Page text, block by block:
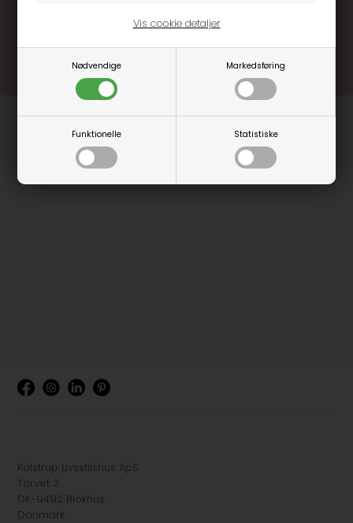
Nødvendige Markedsføring
Funktionelle Statistiske
Vis cookie detaljer
Kalstrup Livsstilshus ApS
Torvet 3
DK-9492 Blokhus
Danmark